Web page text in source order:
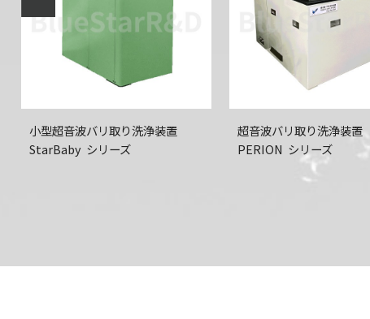
超音波バリ取り洗浄装置
PERION シリーズ
真空前処理型
超音波バリ取り洗浄装置
MARS シリーズ